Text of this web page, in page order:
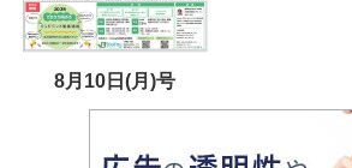
8月10日(月)号